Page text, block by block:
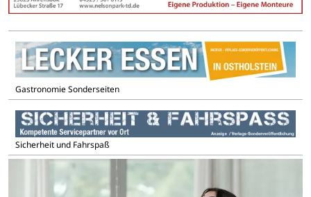
Gastronomie Sonderseiten
Sicherheit und Fahrspaß